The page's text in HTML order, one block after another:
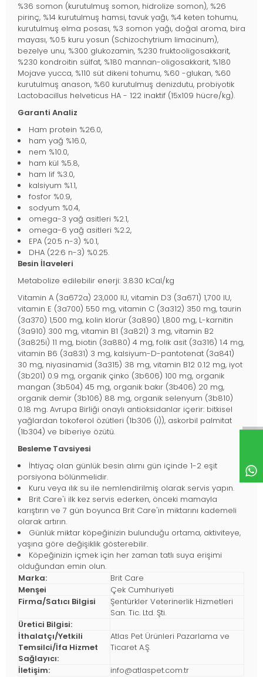
%36 somon (kurutulmuş somon, hidrolize somon), %26
pirinç, %14 kurutulmuş hamsi, tavuk yağı, %4 keten tohumu,
kurutulmuş elma posası, %3 somon yağı, doğal aroma, bira
mayası, %0.5 kuru yosun (Schizochytrium limacinum),
bezelye unu, %300 glukozamin, %230 fruktooligosakkarit,
%230 kondroitin sülfat, %180 mannan-oligosakkarit, %180
Mojave yucca, %110 süt dikeni tohumu, %60 -glukan, %60
kurutulmuş anason, %60 kurutulmuş denizdutu, probiyotik
Lactobacillus helveticus HA - 122 inaktif (15x109 hücre/kg).
Garanti Analiz
Ham protein %26.0,
ham yağ %16.0,
nem %10.0,
ham kül %5.8,
ham lif %3.0,
kalsiyum %1.1,
fosfor %0.9,
sodyum %0.4,
omega-3 yağ asitleri %2.1,
omega-6 yağ asitleri %2.2,
EPA (20:5 n-3) %0.1,
DHA (22:6 n-3) %0.25.
Besin İlaveleri
Metabolize edilebilir enerji: 3.830 kCal/kg
Vitamin A (3a672a) 23,000 IU, vitamin D3 (3a671) 1,700 IU,
vitamin E (3a700) 550 mg, vitamin C (3a312) 350 mg, taurin
(3a370) 1,500 mg, kolin klorür (3a890) 1,800 mg, L-karnitin
(3a910) 300 mg, vitamin B1 (3a821) 3 mg, vitamin B2
(3a825i) 11 mg, biotin (3a880) 4 mg, folik asit (3a316) 1.4 mg,
vitamin B6 (3a831) 3 mg, kalsiyum-D-pantotenat (3a841)
30 mg, niyasinamid (3a315) 38 mg, vitamin B12 0.12 mg, iyot
(3b201) 0.9 mg, organik çinko (3b606) 100 mg, organik
mangan (3b504) 45 mg, organik bakır (3b406) 20 mg,
organik demir (3b106) 88 mg, organik selenyum (3b810)
0.18 mg. Avrupa Birliği onaylı antioksidanlar içerir: bitkisel
yağlardan tokoferol özütleri (1b306 (i)), askorbil palmitat
(1b304) ve biberiye özütü.
Besleme Tavsiyesi
İhtiyaç olan günlük besin alımı gün içinde 1-2 eşit
porsiyona bölünmelidir.
Kuru veya ılık su ile nemlendirilmiş olarak servis yapın.
Brit Care'i ilk kez servis ederken, önceki mamayla
karıştırın ve 7 gün boyunca Brit Care'in miktarını kademeli
olarak artırın.
Günlük miktar köpeğinizin bulunduğu ortama, aktiviteye,
yaşına göre değişiklik gösterebilir.
Köpeğinizin içmek için her zaman tatlı suya erişimi
olduğundan emin olun.
Marka:
Brit Care
Menşei
Çek Cumhuriyeti
Firma/Satıcı Bilgisi
Şentürkler Veterinerlik Hizmetleri
San. Tic. Ltd. Şti.
Üretici Bilgisi:
İthalatçı/Yetkili
Temsilci/İfa Hizmet
Sağlayıcı:
Atlas Pet Ürünleri Pazarlama ve
Ticaret A.Ş.
İletişim: info@atlaspet.com.tr